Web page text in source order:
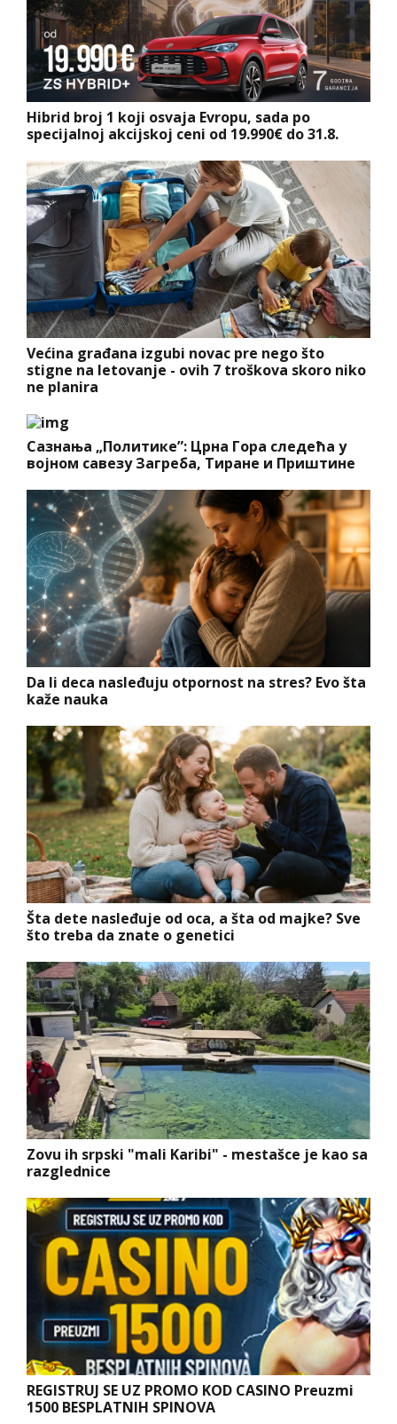
Hibrid broj 1 koji osvaja Evropu, sada po
specijalnoj akcijskoj ceni od 19.990€ do 31.8.
Većina građana izgubi novac pre nego što
stigne na letovanje - ovih 7 troškova skoro niko
ne planira
Сазнања „Политике”: Црна Гора следећа у
војном савезу Загреба, Тиране и Приштине
Da li deca nasleđuju otpornost na stres? Evo šta
kaže nauka
Šta dete nasleđuje od oca, a šta od majke? Sve
što treba da znate o genetici
Zovu ih srpski "mali Karibi" - mestašce je kao sa
razglednice
REGISTRUJ SE UZ PROMO KOD CASINO Preuzmi
1500 BESPLATNIH SPINOVA